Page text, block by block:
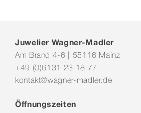
Juwelier Wagner-Madler
Am Brand 4-6 | 55116 Mainz
+49 (0)6131 23 18 77
kontakt@wagner-madler.de
Öffnungszeiten